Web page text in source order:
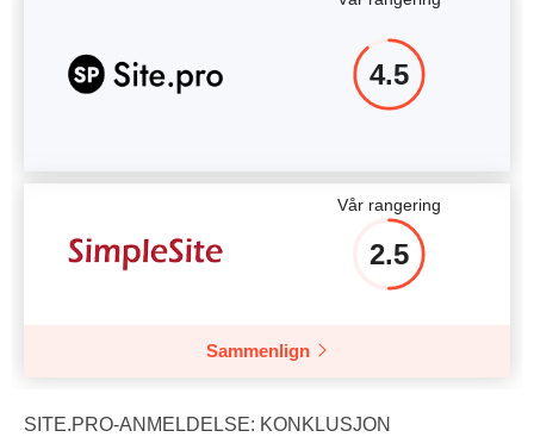
4.5
Vår rangering
2.5
Sammenlign
SITE.PRO-ANMELDELSE: KONKLUSJON